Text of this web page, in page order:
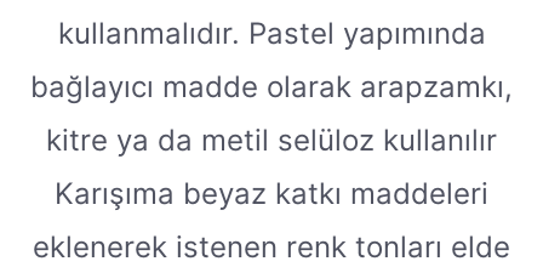
kullanmalıdır. Pastel yapımında
bağlayıcı madde olarak arapzamkı,
kitre ya da metil selüloz kullanılır
Karışıma beyaz katkı maddeleri
eklenerek istenen renk tonları elde